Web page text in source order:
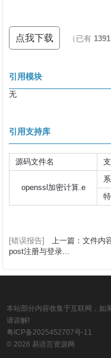
点我下载 （已有 1391
引用模块
无
引用支持库
源码文件名
openssl加密计算.e
[错误报告] 上一篇：文件内
post注册与登录...
本站部分内容收集于互联网，如
请谅解!
粤ICP备2025452707号-11
© 2026 易语言资源网